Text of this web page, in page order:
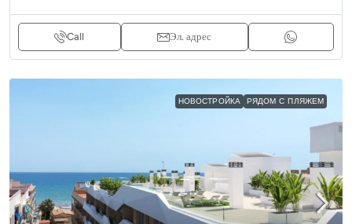
Call Эл. адрес
НОВОСТРОЙКА РЯДОМ С ПЛЯЖЕМ